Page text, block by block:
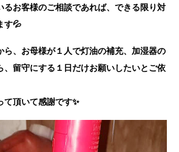
るお客様のご相談であれば、できる限り対
す💦
ら、お母様が１人で灯油の補充、加湿器の
、留守にする１日だけお願いしたいとご依
て頂いて感謝です✨